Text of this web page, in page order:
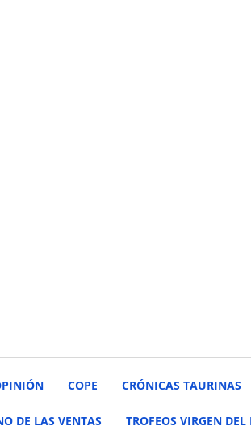
COPE CRÓNICAS TAURINAS
DE LAS VENTAS TROFEOS VIRGEN DEL